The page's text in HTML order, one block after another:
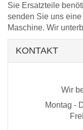
Sie Ersatzteile
senden Sie uns
Maschine. Wir
KONTAKT
Wir
Montag -